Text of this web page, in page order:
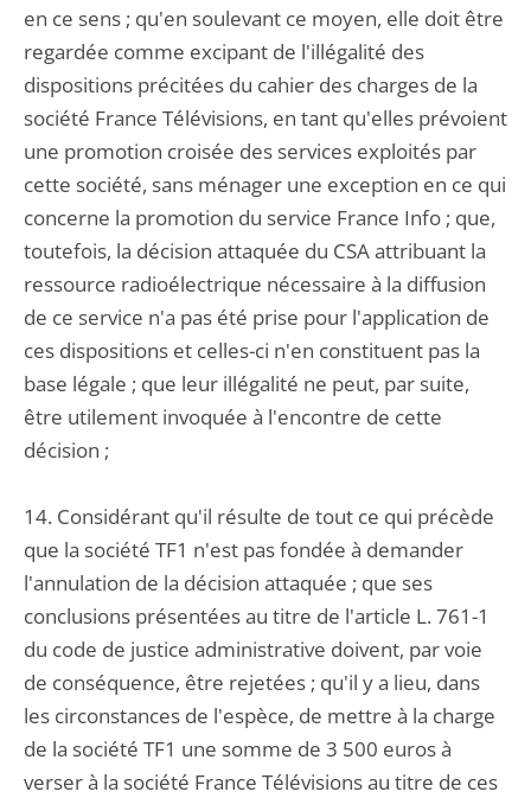
en ce sens ; qu'en soulevant ce moyen, elle doit être
regardée comme excipant de l'illégalité des
dispositions précitées du cahier des charges de la
société France Télévisions, en tant qu'elles prévoient
une promotion croisée des services exploités par
cette société, sans ménager une exception en ce qui
concerne la promotion du service France Info ; que,
toutefois, la décision attaquée du CSA attribuant la
ressource radioélectrique nécessaire à la diffusion
de ce service n'a pas été prise pour l'application de
ces dispositions et celles-ci n'en constituent pas la
base légale ; que leur illégalité ne peut, par suite,
être utilement invoquée à l'encontre de cette
décision ;
14. Considérant qu'il résulte de tout ce qui précède
que la société TF1 n'est pas fondée à demander
l'annulation de la décision attaquée ; que ses
conclusions présentées au titre de l'article L. 761-1
du code de justice administrative doivent, par voie
de conséquence, être rejetées ; qu'il y a lieu, dans
les circonstances de l'espèce, de mettre à la charge
de la société TF1 une somme de 3 500 euros à
verser à la société France Télévisions au titre de ces